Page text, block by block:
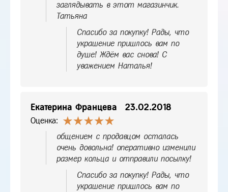
заглядывать в этот магазинчик.
Татьяна
Спасибо за покупку! Рады, что
украшение пришлось вам по
душе! Ждём вас снова! С
уважением Наталья!
Екатерина Францева 23.02.2018
Оценка:
общением с продавцом осталась
очень довольна! оперативно изменили
размер кольца и отправили посылку!
Спасибо за покупку! Рады, что
украшение пришлось вам по